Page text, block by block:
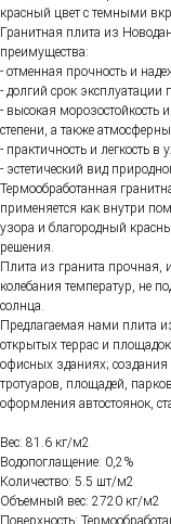
красный цвет с темными
Гранитная плита из
преимущества:
- отменная прочность и
- долгий срок
- высокая морозостойкость
степени, а также
- практичность и легкость
- эстетический вид
Термообработанная
применяется как внутри
узора и благородный
решения.
Плита из гранита прочная,
колебания температур, не
солнца.
Предлагаемая нами плита
открытых террас и
офисных зданиях;
тротуаров, площадей,
оформления автостоянок,
Вес: 81.6 кг/м2
Водопоглащение: 0,2%
Количество: 5.5 шт/м2
Объемный вес: 2720 кг/м2
Поверхность: